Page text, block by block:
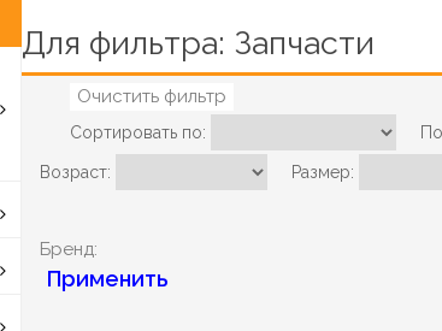
Для фильтра: Запчасти
Очистить фильтр
Сортировать по:
Возраст: Размер:
Бренд:
Применить